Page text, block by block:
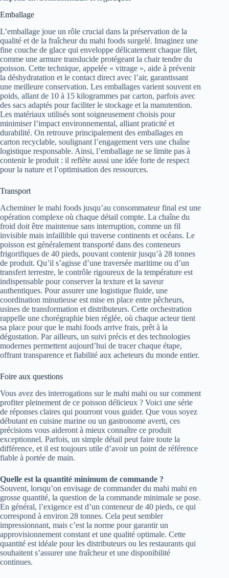
Emballage
L’emballage joue un rôle crucial dans la préservation de la
qualité et de la fraîcheur du mahi foods surgelé. Imaginez une
fine couche de glace qui enveloppe délicatement chaque filet,
comme une armure translucide protégeant la chair tendre du
poisson. Cette technique, appelée « vitrage », aide à prévenir
la déshydratation et le contact direct avec l’air, garantissant
une meilleure conservation. Les emballages varient souvent en
poids, allant de 10 à 15 kilogrammes par carton, parfois avec
des sacs adaptés pour faciliter le stockage et la manutention.
Les matériaux utilisés sont soigneusement choisis pour
minimiser l’impact environnemental, alliant praticité et
durabilité. On retrouve principalement des emballages en
carton recyclable, soulignant l’engagement vers une chaîne
logistique responsable. Ainsi, l’emballage ne se limite pas à
contenir le produit : il reflète aussi une idée forte de respect
pour la nature et l’optimisation des ressources.
Transport
Acheminer le mahi foods jusqu’au consommateur final est une
opération complexe où chaque détail compte. La chaîne du
froid doit être maintenue sans interruption, comme un fil
invisible mais infaillible qui traverse continents et océans. Le
poisson est généralement transporté dans des conteneurs
frigorifiques de 40 pieds, pouvant contenir jusqu’à 28 tonnes
de produit. Qu’il s’agisse d’une traversée maritime ou d’un
transfert terrestre, le contrôle rigoureux de la température est
indispensable pour conserver la texture et la saveur
authentiques. Pour assurer une logistique fluide, une
coordination minutieuse est mise en place entre pêcheurs,
usines de transformation et distributeurs. Cette orchestration
rappelle une chorégraphie bien réglée, où chaque acteur tient
sa place pour que le mahi foods arrive frais, prêt à la
dégustation. Par ailleurs, un suivi précis et des technologies
modernes permettent aujourd’hui de tracer chaque étape,
offrant transparence et fiabilité aux acheteurs du monde entier.
Foire aux questions
Vous avez des interrogations sur le mahi mahi ou sur comment
profiter pleinement de ce poisson délicieux ? Voici une série
de réponses claires qui pourront vous guider. Que vous soyez
débutant en cuisine marine ou un gastronome averti, ces
précisions vous aideront à mieux connaître ce produit
exceptionnel. Parfois, un simple détail peut faire toute la
différence, et il est toujours utile d’avoir un point de référence
fiable à portée de main.
Quelle est la quantité minimum de commande ?
Souvent, lorsqu’on envisage de commander du mahi mahi en
grosse quantité, la question de la commande minimale se pose.
En général, l’exigence est d’un conteneur de 40 pieds, ce qui
correspond à environ 28 tonnes. Cela peut sembler
impressionnant, mais c’est la norme pour garantir un
approvisionnement constant et une qualité optimale. Cette
quantité est idéale pour les distributeurs ou les restaurants qui
souhaitent s’assurer une fraîcheur et une disponibilité
continues.